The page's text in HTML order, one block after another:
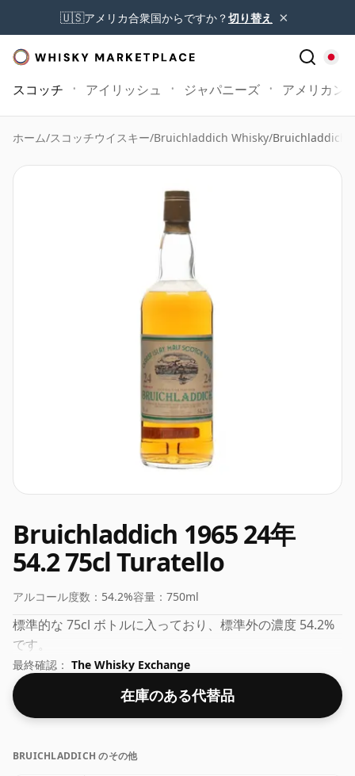
🇺🇸アメリカ合衆国からですか？切り替え ×
スコッチ アイリッシュ ジャパニーズ アメリカン
ホーム/スコッチウイスキー/Bruichladdich Whisky/Bruichladdich
Bruichladdich 1965 24年
54.2 75cl Turatello
アルコール度数： 54.2%容量： 750ml
標準的な 75cl ボトルに入っており、標準外の濃度 54.2%
です。
最終確認： The Whisky Exchange
在庫のある代替品
BRUICHLADDICH のその他